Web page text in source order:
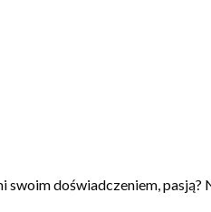
doświadczeniem, pasją?